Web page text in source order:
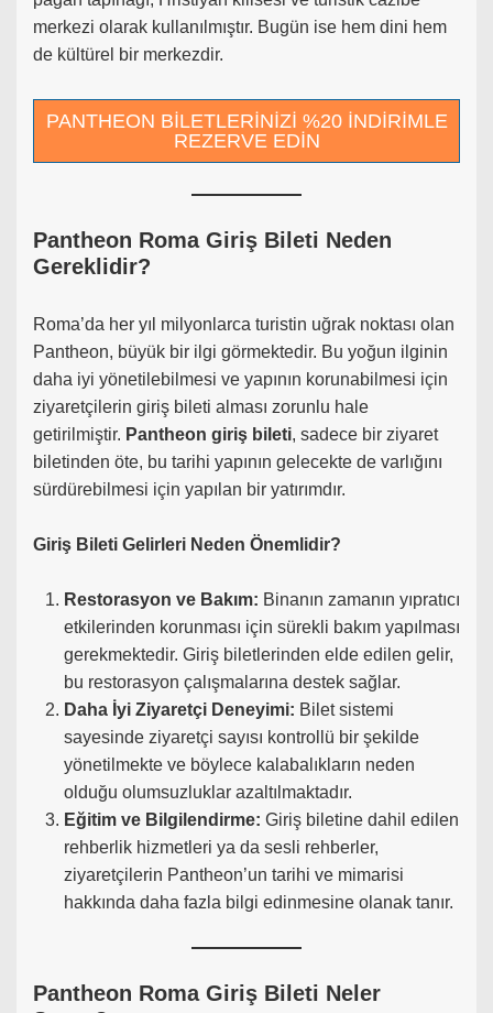
merkezi olarak kullanılmıştır. Bugün ise hem dini hem
de kültürel bir merkezdir.
PANTHEON BİLETLERİNİZİ %20 İNDİRİMLE
REZERVE EDİN
Pantheon Roma Giriş Bileti Neden
Gereklidir?
Roma’da her yıl milyonlarca turistin uğrak noktası olan
Pantheon, büyük bir ilgi görmektedir. Bu yoğun ilginin
daha iyi yönetilebilmesi ve yapının korunabilmesi için
ziyaretçilerin giriş bileti alması zorunlu hale
getirilmiştir. Pantheon giriş bileti, sadece bir ziyaret
biletinden öte, bu tarihi yapının gelecekte de varlığını
sürdürebilmesi için yapılan bir yatırımdır.
Giriş Bileti Gelirleri Neden Önemlidir?
Restorasyon ve Bakım: Binanın zamanın yıpratıcı
etkilerinden korunması için sürekli bakım yapılması
gerekmektedir. Giriş biletlerinden elde edilen gelir,
bu restorasyon çalışmalarına destek sağlar.
Daha İyi Ziyaretçi Deneyimi: Bilet sistemi
sayesinde ziyaretçi sayısı kontrollü bir şekilde
yönetilmekte ve böylece kalabalıkların neden
olduğu olumsuzluklar azaltılmaktadır.
Eğitim ve Bilgilendirme: Giriş biletine dahil edilen
rehberlik hizmetleri ya da sesli rehberler,
ziyaretçilerin Pantheon’un tarihi ve mimarisi
hakkında daha fazla bilgi edinmesine olanak tanır.
Pantheon Roma Giriş Bileti Neler